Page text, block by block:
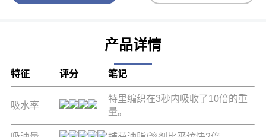
产品详情